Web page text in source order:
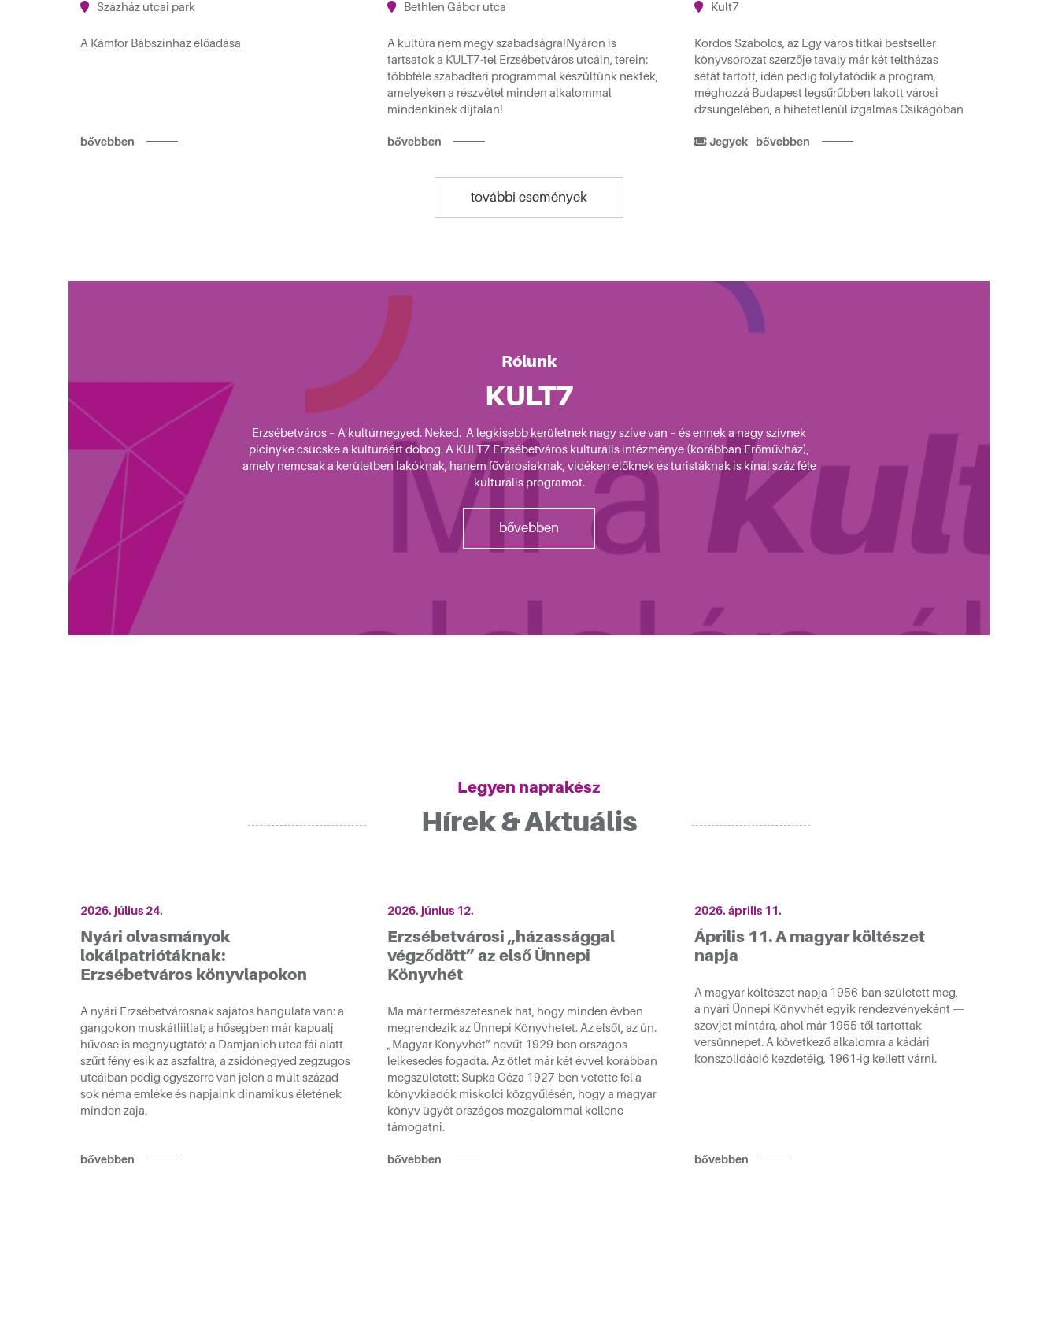
Százház utcai park
A Kámfor Bábszínház előadása
bővebben
Bethlen Gábor utca
A kultúra nem megy szabadságra!Nyáron is
tartsatok a KULT7-tel Erzsébetváros utcáin, terein:
többféle szabadtéri programmal készültünk nektek,
amelyeken a részvétel minden alkalommal
mindenkinek díjtalan!
bővebben
Kult7
Kordos Szabolcs, az Egy város titkai bestseller
könyvsorozat szerzője tavaly már két teltházas
sétát tartott, idén pedig folytatódik a program,
méghozzá Budapest legsűrűbben lakott városi
dzsungelében, a hihetetlenül izgalmas Csikágóban
Jegyek bővebben
további események
Rólunk
KULT7
Erzsébetváros – A kultúrnegyed. Neked. A legkisebb kerületnek nagy szíve van – és ennek a nagy szívnek
picinyke csücske a kultúráért dobog. A KULT7 Erzsébetváros kulturális intézménye (korábban Erőművház),
amely nemcsak a kerületben lakóknak, hanem fővárosiaknak, vidéken élőknek és turistáknak is kínál száz féle
kulturális programot.
bővebben
Legyen naprakész
Hírek & Aktuális
2026. július 24.
Nyári olvasmányok
lokálpatriótáknak:
Erzsébetváros könyvlapokon
A nyári Erzsébetvárosnak sajátos hangulata van: a
gangokon muskátliillat; a hőségben már kapualj
hűvöse is megnyugtató; a Damjanich utca fái alatt
szűrt fény esik az aszfaltra, a zsidónegyed zegzugos
utcáiban pedig egyszerre van jelen a múlt század
sok néma emléke és napjaink dinamikus életének
minden zaja.
bővebben
2026. június 12.
Erzsébetvárosi „házassággal
végződött” az első Ünnepi
Könyvhét
Ma már természetesnek hat, hogy minden évben
megrendezik az Ünnepi Könyvhetet. Az elsőt, az ún.
„Magyar Könyvhét” nevűt 1929-ben országos
lelkesedés fogadta. Az ötlet már két évvel korábban
megszületett: Supka Géza 1927-ben vetette fel a
könyvkiadók miskolci közgyűlésén, hogy a magyar
könyv ügyét országos mozgalommal kellene
támogatni.
bővebben
2026. április 11.
Április 11. A magyar költészet
napja
A magyar költészet napja 1956-ban született meg,
a nyári Ünnepi Könyvhét egyik rendezvényeként —
szovjet mintára, ahol már 1955-től tartottak
versünnepet. A következő alkalomra a kádári
konszolidáció kezdetéig, 1961-ig kellett várni.
bővebben